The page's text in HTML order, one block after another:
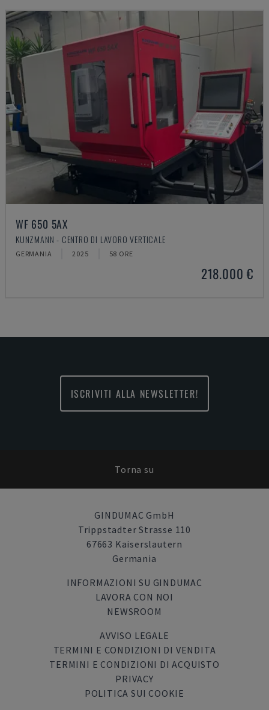
WF 650 5AX
KUNZMANN - CENTRO DI LAVORO VERTICALE
GERMANIA 2025 58 ORE
218.000 €
ISCRIVITI ALLA NEWSLETTER!
Torna su
GINDUMAC GmbH
Trippstadter Strasse 110
67663 Kaiserslautern
Germania
INFORMAZIONI SU GINDUMAC
LAVORA CON NOI
NEWSROOM
AVVISO LEGALE
TERMINI E CONDIZIONI DI VENDITA
TERMINI E CONDIZIONI DI ACQUISTO
PRIVACY
POLITICA SUI COOKIE